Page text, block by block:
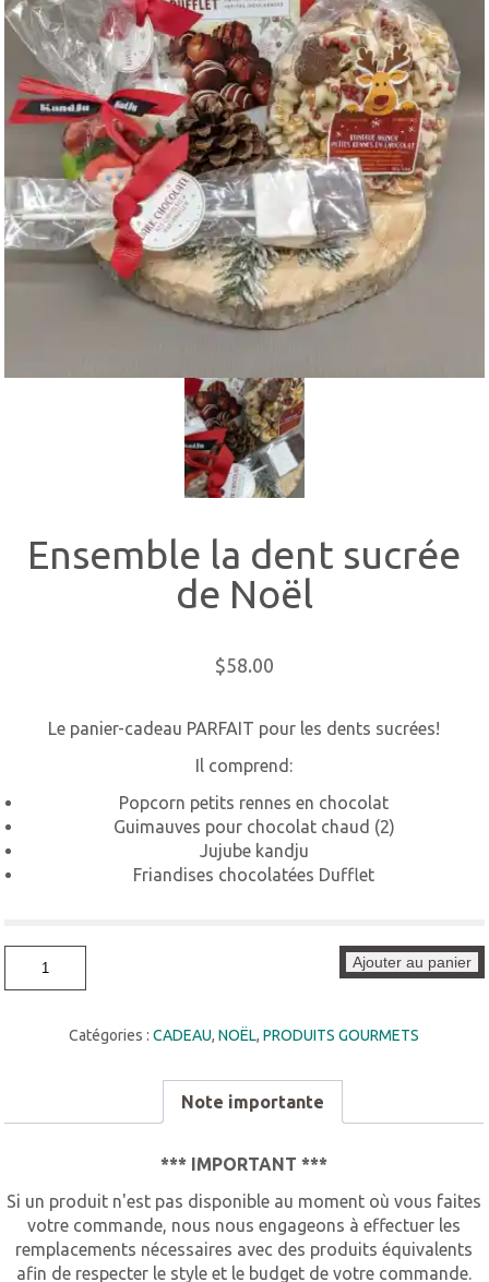
Ensemble la dent sucrée
de Noël
$58.00
Le panier-cadeau PARFAIT pour les dents sucrées!
Il comprend:
Popcorn petits rennes en chocolat
Guimauves pour chocolat chaud (2)
Jujube kandju
Friandises chocolatées Dufflet
quantité
Ensemble
Ajouter au panier
Catégories :CADEAU,NOËL,PRODUITS GOURMETS
Note importante
*** IMPORTANT ***
Si un produit n'est pas disponible au moment où vous faites
votre commande, nous nous engageons à effectuer les
remplacements nécessaires avec des produits équivalents
afin de respecter le style et le budget de votre commande.